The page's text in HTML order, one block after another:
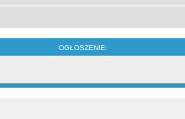
OGŁOSZENIE: